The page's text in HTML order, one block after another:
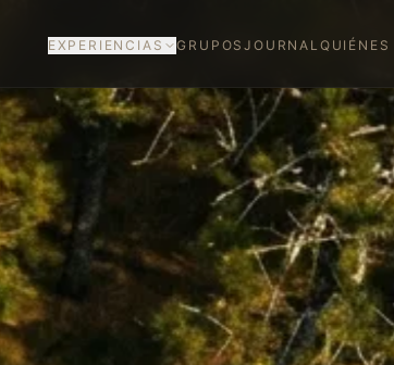
EXPERIENCIAS
SIGNATURE JOURNEYS
ADDITIONAL JOURNEYS
VIAJES A MEDIDA
CELEBRATIONS
GRUPOSJOURNAL